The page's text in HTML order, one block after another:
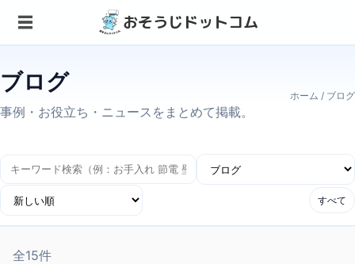
おそうじドットコム
ブログ
事例・お役立ち・ニュースをまとめて掲載。
ホーム / ブログ
すべて
全15件